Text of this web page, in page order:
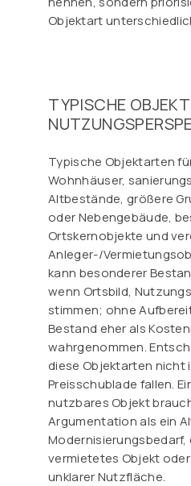
Objektart
TYPISCHE
Typische Objektarten
Wohnhäuser,
Altbestände, größere
oder Nebengebäude,
Ortskernobjekte und
Anleger-/
kann besonderer
wenn Ortsbild,
stimmen; ohne
Bestand eher als
wahrgenommen.
diese Objektarten nicht
Preisschublade fallen.
nutzbares Objekt
Argumentation als ein
Modernisierungsbedarf,
vermietetes Objekt
unklarer Nutzfläche.